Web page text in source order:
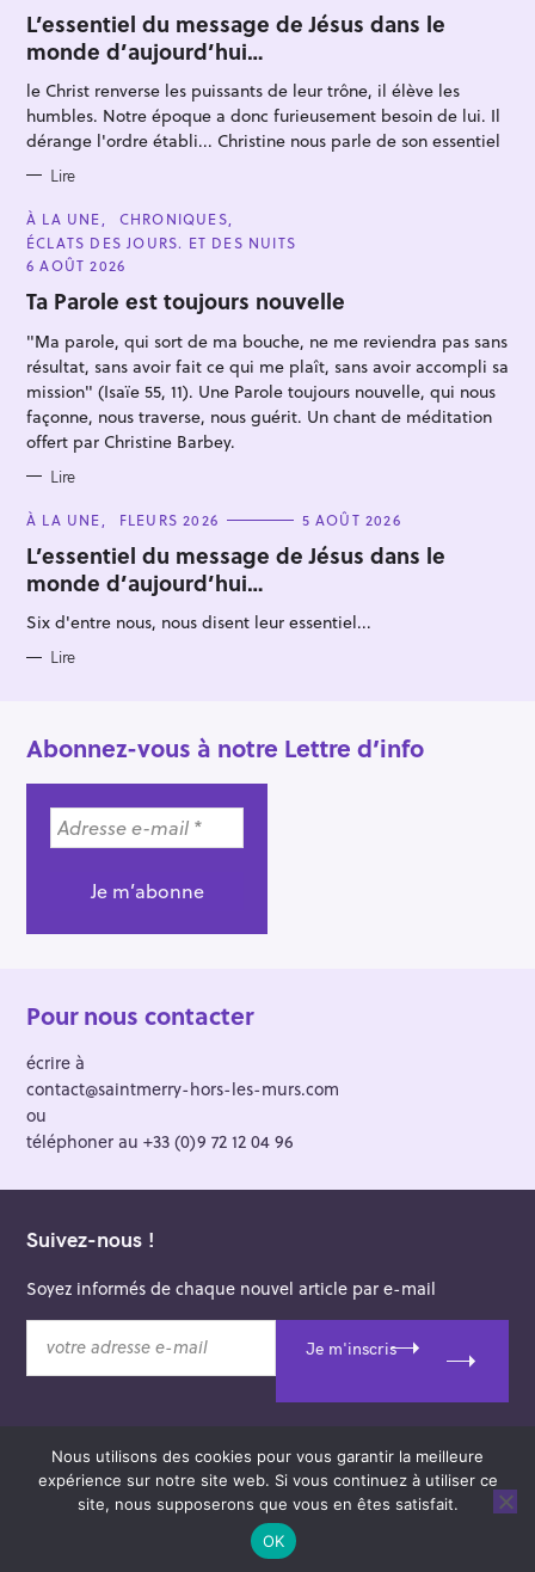
T
E
G
O
R
I
E
S
L’essentiel du message de Jésus dans le
monde d’aujourd’hui…
le Christ renverse les puissants de leur trône, il élève les
humbles. Notre époque a donc furieusement besoin de lui. Il
dérange l'ordre établi... Christine nous parle de son essentiel
Lire
C
A
T
E
O
R
E
À LA UNE
CHRONIQUES
ÉCLATS DES JOURS. ET DES NUITS
6 AOÛT 2026
Ta Parole est toujours nouvelle
"Ma parole, qui sort de ma bouche, ne me reviendra pas sans
résultat, sans avoir fait ce qui me plaît, sans avoir accompli sa
mission" (Isaïe 55, 11). Une Parole toujours nouvelle, qui nous
façonne, nous traverse, nous guérit. Un chant de méditation
offert par Christine Barbey.
Lire
C
T
E
G
O
R
I
S
À LA UNE FLEURS 2026 5 AOÛT 2026
L’essentiel du message de Jésus dans le
monde d’aujourd’hui…
Six d'entre nous, nous disent leur essentiel...
Lire
Abonnez-vous à notre Lettre d’info
Pour nous contacter
écrire à
contact@saintmerry-hors-les-murs.com
ou
téléphoner au +33 (0)9 72 12 04 96
Suivez-nous !
Soyez informés de chaque nouvel article par e-mail
t
Je m'inscris
© 2026 Saint-Merry Hors-les-Murs.
Theme: Felt byPixelgrade.
R
e
c
h
e
r
h
e
r
Nous utilisons des cookies pour vous garantir la meilleure
expérience sur notre site web. Si vous continuez à utiliser ce
site, nous supposerons que vous en êtes satisfait.
OK